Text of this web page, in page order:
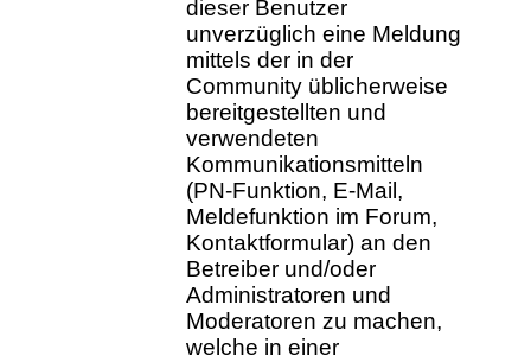
dieser Benutzer
unverzüglich eine Meldung
mittels der in der
Community üblicherweise
bereitgestellten und
verwendeten
Kommunikationsmitteln
(PN-Funktion, E-Mail,
Meldefunktion im Forum,
Kontaktformular) an den
Betreiber und/oder
Administratoren und
Moderatoren zu machen,
welche in einer